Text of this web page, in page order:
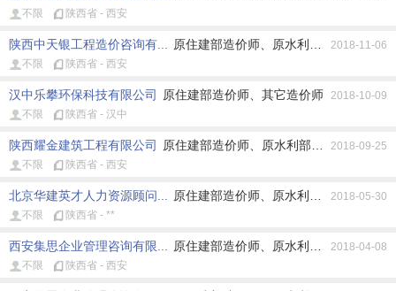
不限
陕西省 - 西安
陕西中天银工程造价咨询有... 原住建部造价师、原水利部造价师、原
2018-11-06
不限
陕西省 - 西安
汉中乐攀环保科技有限公司 原住建部造价师、其它造价师 2018-10-09
不限
陕西省 - 汉中
陕西耀金建筑工程有限公司 原住建部造价师、原水利部造价师、原交
2018-09-25
不限
陕西省 - 西安
北京华建英才人力资源顾问... 原住建部造价师、原水利部造价师、原
2018-05-30
不限
陕西省 - **
西安集思企业管理咨询有限... 原住建部造价师、原水利部造价师、原
2018-04-08
不限
陕西省 - 西安